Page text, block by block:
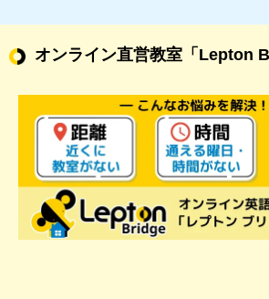
オンライン直営教室 「Lepton